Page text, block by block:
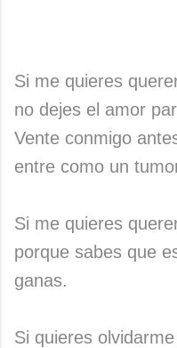
Si me quieres
no dejes el amor
Vente conmigo
entre como un
Si me quieres
porque sabes que
ganas.
Si quieres